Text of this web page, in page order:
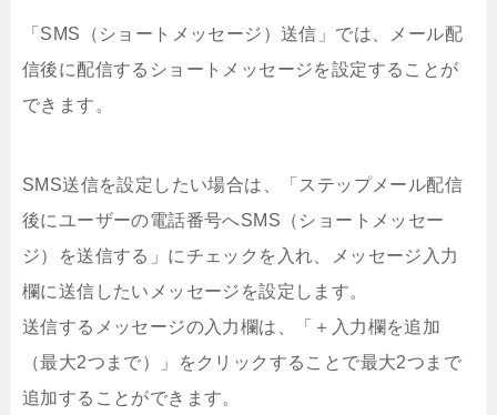
「SMS（ショートメッセージ）送信」では、メール配
信後に配信するショートメッセージを設定することが
できます。
SMS送信を設定したい場合は、「ステップメール配信
後にユーザーの電話番号へSMS（ショートメッセー
ジ）を送信する」にチェックを入れ、メッセージ入力
欄に送信したいメッセージを設定します。
送信するメッセージの入力欄は、「＋入力欄を追加
（最大2つまで）」をクリックすることで最大2つまで
追加することができます。